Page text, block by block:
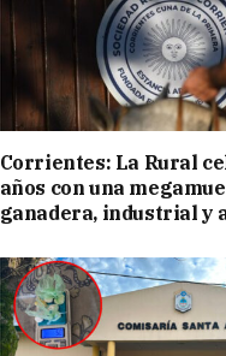
Corrientes: La Rural
años con una
ganadera, industrial y